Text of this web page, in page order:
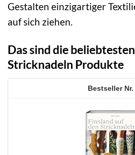
Gestalten einzigartiger
auf sich ziehen.
Das sind die
Stricknadeln Produkte